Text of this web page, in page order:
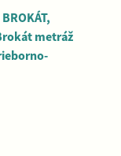
BROKÁT,
metráž